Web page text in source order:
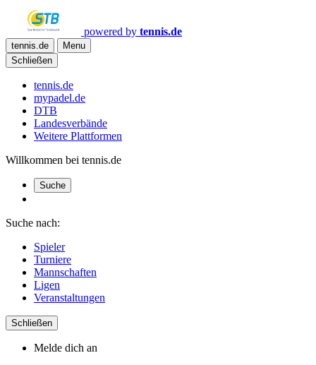
powered by tennis.de
tennis.de
Menu
Schließen
tennis.de
mypadel.de
DTB
Landesverbände
Weitere Plattformen
Willkommen bei tennis.de
Suche
Suche nach:
Spieler
Turniere
Mannschaften
Ligen
Veranstaltungen
Schließen
Melde dich an